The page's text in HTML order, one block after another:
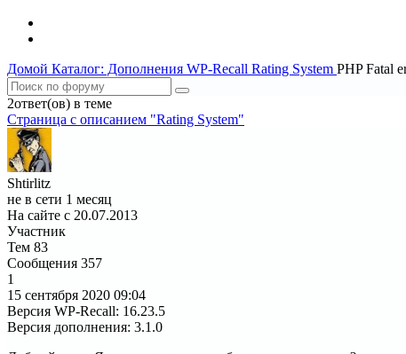
Домой Каталог: Дополнения WP-Recall Rating System PHP Fatal
2ответ(ов) в теме
Страница c описанием "Rating System"
Shtirlitz
не в сети 1 месяц
На сайте с 20.07.2013
Участник
Тем 83
Сообщения 357
1
15 сентября 2020 09:04
Версия WP-Recall: 16.23.5
Версия дополнения: 3.1.0